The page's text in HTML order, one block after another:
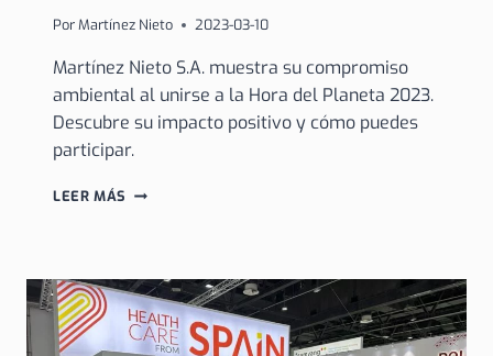
PorMartínez Nieto 2023-03-10
Martínez Nieto S.A. muestra su compromiso
ambiental al unirse a la Hora del Planeta 2023.
Descubre su impacto positivo y cómo puedes
participar.
LEER MÁS MARTÍNEZ
UNE
AL
MOVIMIENTO
HORA